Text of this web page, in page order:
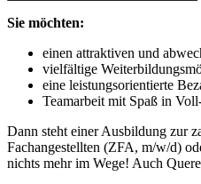
Sie möchten:
einen attraktiven und
vielfältige
eine leistungsorientierte
Teamarbeit mit Spaß in
Dann steht einer Ausbildung zur
Fachangestellten (ZFA, m/w/d)
nichts mehr im Wege! Auch